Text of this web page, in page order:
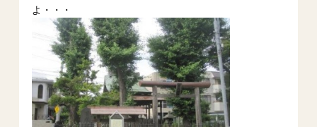
よ・・・